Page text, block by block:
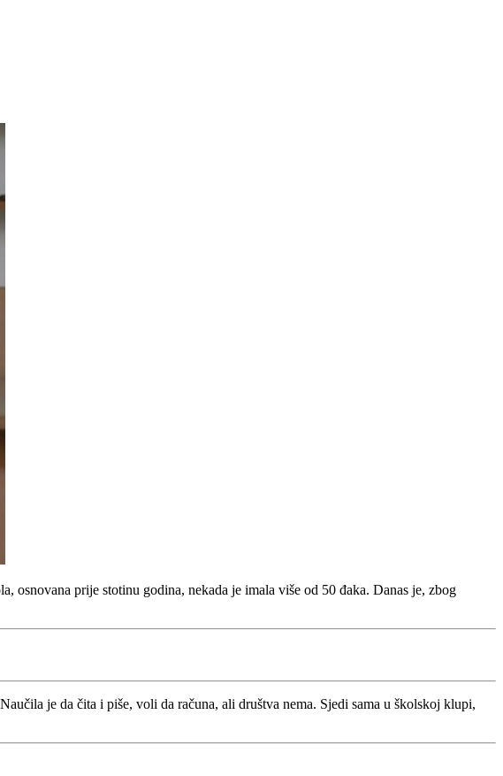
prije stotinu godina, nekada je imala više od 50 đaka. Danas je, zbog
je da čita i piše, voli da računa, ali društva nema. Sjedi sama u školskoj klupi,